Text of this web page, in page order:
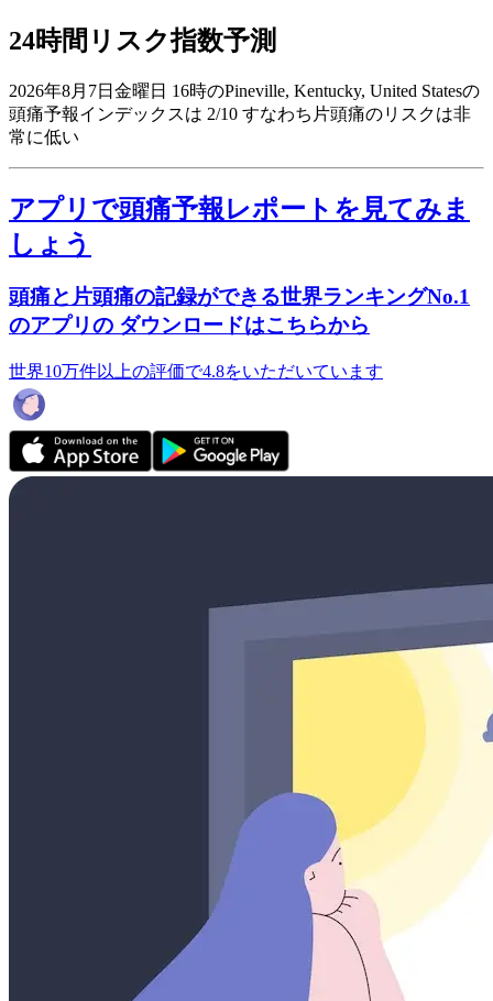
24時間リスク指数予測
2026年8月7日金曜日 16時のPineville, Kentucky, United Statesの
頭痛予報インデックスは 2/10 すなわち片頭痛のリスクは非
常に低い
アプリで頭痛予報レポートを見てみま
しょう
頭痛と片頭痛の記録ができる世界ランキングNo.1
のアプリの ダウンロードはこちらから
世界10万件以上の評価で4.8をいただいています